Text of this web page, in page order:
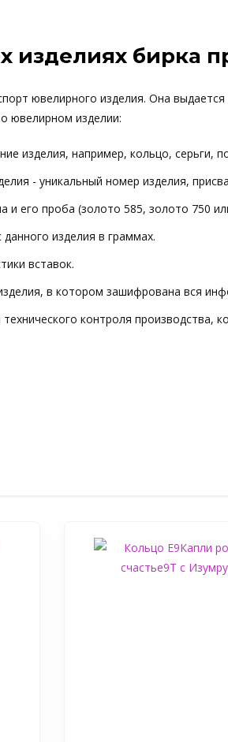
изделиях бирка
ювелирного изделия. Она
ювелирном изделии:
изделия, например, кольцо, серьги,
- уникальный номер изделия,
и его проба (золото 585, золото 750
изделия в граммах.
вставок.
в котором зашифрована вся
контроля производства,